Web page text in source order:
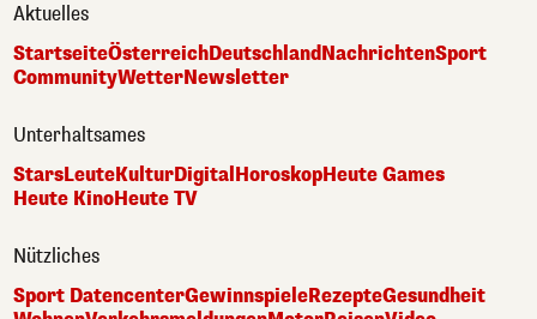
Aktuelles
StartseiteÖsterreichDeutschlandNachrichtenSport
CommunityWetterNewsletter
Unterhaltsames
StarsLeuteKulturDigital HoroskopHeute Games
Heute KinoHeute TV
Nützliches
Sport DatencenterGewinnspieleRezepteGesundheit